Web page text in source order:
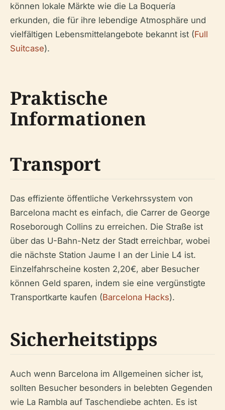
können lokale Märkte wie die La Boquería
erkunden, die für ihre lebendige Atmosphäre und
vielfältigen Lebensmittelangebote bekannt ist (Full
Suitcase).
Praktische
Informationen
Transport
Das effiziente öffentliche Verkehrssystem von
Barcelona macht es einfach, die Carrer de George
Roseborough Collins zu erreichen. Die Straße ist
über das U-Bahn-Netz der Stadt erreichbar, wobei
die nächste Station Jaume I an der Linie L4 ist.
Einzelfahrscheine kosten 2,20€, aber Besucher
können Geld sparen, indem sie eine vergünstigte
Transportkarte kaufen (Barcelona Hacks).
Sicherheitstipps
Auch wenn Barcelona im Allgemeinen sicher ist,
sollten Besucher besonders in belebten Gegenden
wie La Rambla auf Taschendiebe achten. Es ist